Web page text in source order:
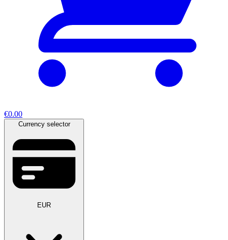
€0.00
Currency selector
EUR